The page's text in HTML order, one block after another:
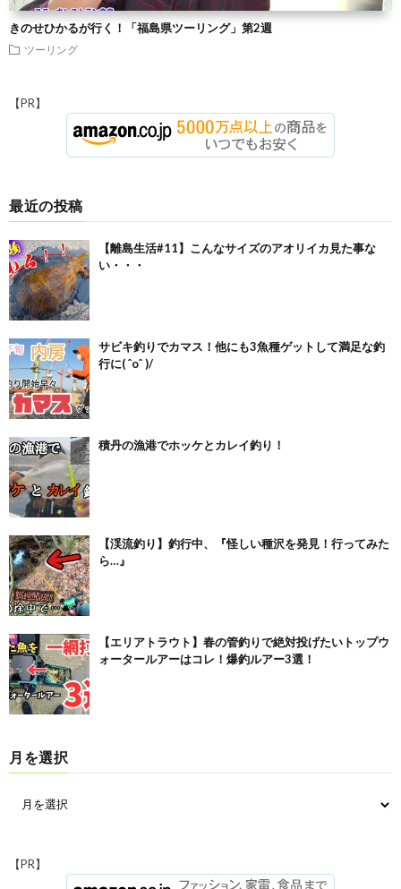
きのせひかるが行く！「福島県ツーリング」第2週
ツーリング
【PR】
最近の投稿
【離島生活#11】こんなサイズのアオリイカ見た事な
い・・・
サビキ釣りでカマス！他にも3魚種ゲットして満足な釣
行に( ˆoˆ )/
積丹の漁港でホッケとカレイ釣り！
【渓流釣り】釣行中、『怪しい種沢を発見！行ってみた
ら…』
【エリアトラウト】春の管釣りで絶対投げたいトップウ
ォータールアーはコレ！爆釣ルアー3選！
月を選択
【PR】